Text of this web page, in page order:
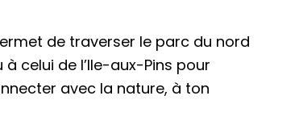
de traverser le parc du nord
celui de l’Ile-aux-Pins pour
avec la nature, à ton